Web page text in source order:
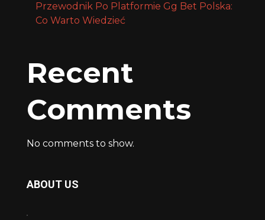
Przewodnik Po Platformie Gg Bet Polska:
Co Warto Wiedzieć
Recent
Comments
No comments to show.
ABOUT US